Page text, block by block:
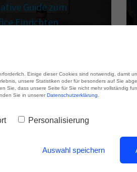
Guide zum
Einrichten
Einige dieser Cookies sind notwendig, damit
unsere Statistiken oder für besonders auf Sie
Sie, dass unsere Seite für Sie nicht mehr vollständig
Sie in unserer Datenschutzerklärung
Personalisierung
Auswahl speichern